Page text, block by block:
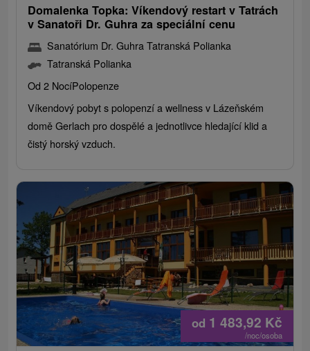
Domalenka Topka: Víkendový restart v Tatrách
v Sanatoři Dr. Guhra za speciální cenu
Sanatórium Dr. Guhra Tatranská Polianka
Tatranská Polianka
Od 2 NocíPolopenze
Víkendový pobyt s polopenzí a wellness v Lázeňském
domě Gerlach pro dospělé a jednotlivce hledající klid a
čistý horský vzduch.
od 1 483,92 Kč
/noc/osoba